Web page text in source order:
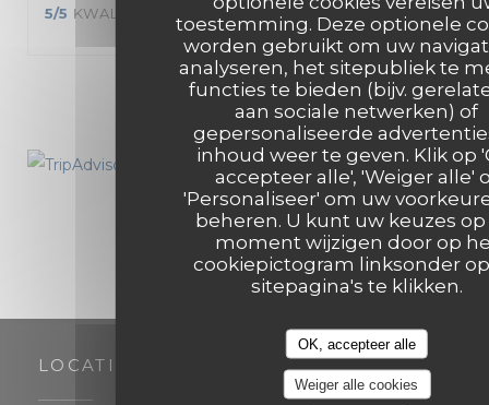
toestemming. Deze optionele
worden gebruikt om uw
analyseren, het sitepubliek te
functies te bieden (bijv.
aan sociale netwerken) of
gepersonaliseerde
inhoud weer te geven. Klik op
accepteer alle', 'Weiger alle'
'Personaliseer' om uw
beheren. U kunt uw keuzes
moment wijzigen door op
cookiepictogram linksonder
sitepagina's te klikken.
OK, accepteer alle
Weiger alle cookies
5/5 KWALITEIT / PRIJS : 5 /5
1 2 3
LOCATIE